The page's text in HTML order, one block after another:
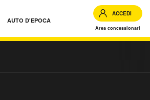
AUTO D'EPOCA
ACCEDI
Area concessionari